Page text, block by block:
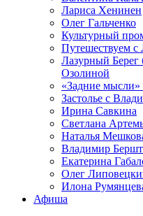
Лариса Хенинен
Олег Гальченко
Культурный
Путешествуем
Лазурный Берег
Озолиной
«Задние
Застолье с
Ирина Савкина
Светлана
Наталья
Владимир
Екатерина
Олег
Илона
Афиша